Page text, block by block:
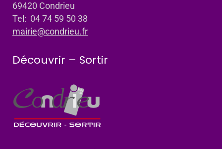
69420 Condrieu
Tel: 04 74 59 50 38
mairie@condrieu.fr
Découvrir – Sortir